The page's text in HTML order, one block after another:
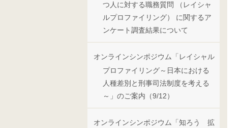
つ人に対する職務質問 （レイシャ
ルプロファイリング） に関するア
ンケート調査結果について
オンラインシンポジウム「レイシャル
プロファイリング～日本における
人種差別と刑事司法制度を考える
～」のご案内（9/12）
オンラインシンポジウム「知ろう 拡